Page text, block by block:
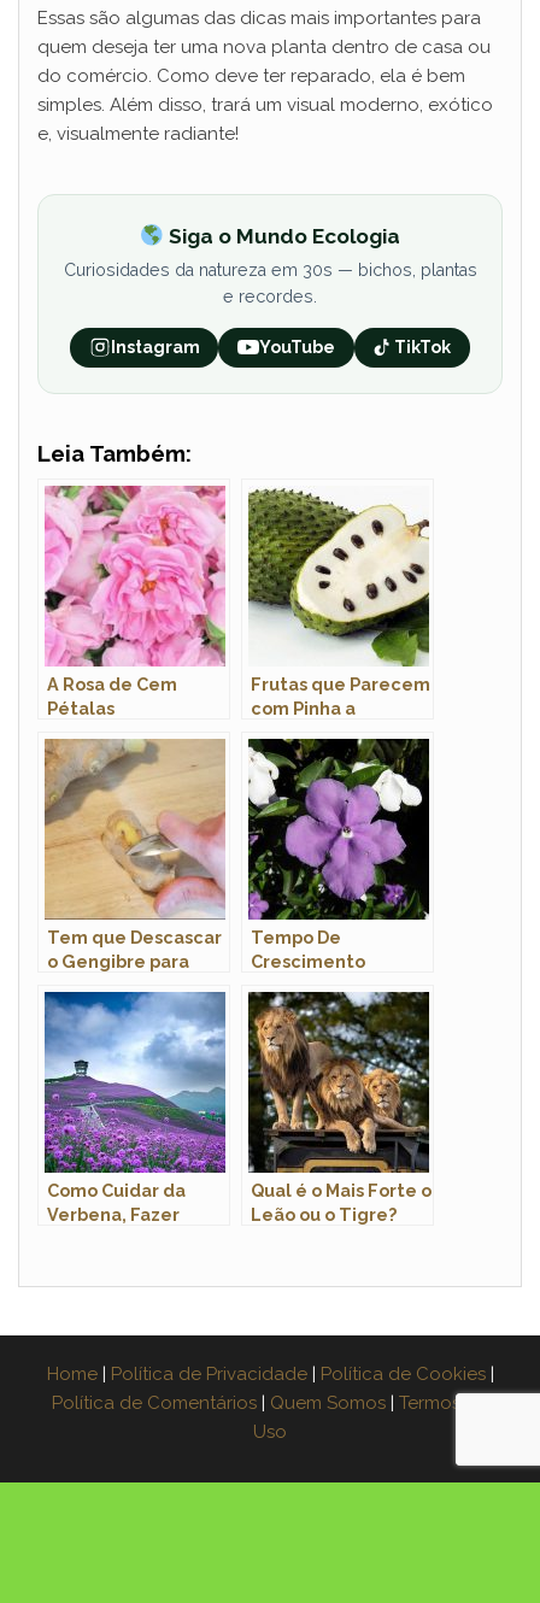
Essas são algumas das dicas mais importantes para
quem deseja ter uma nova planta dentro de casa ou
do comércio. Como deve ter reparado, ela é bem
simples. Além disso, trará um visual moderno, exótico
e, visualmente radiante!
Siga o Mundo Ecologia
Curiosidades da natureza em 30s — bichos, plantas
e recordes.
Instagram YouTube TikTok
Leia Também:
A Rosa de Cem
Pétalas
Frutas que Parecem
com Pinha a
Tem que Descascar
o Gengibre para
Tempo De
Crescimento
Qual É?
Como Cuidar da
Verbena, Fazer
Qual é o Mais Forte o
Leão ou o Tigre?
Home | Política de Privacidade | Política de Cookies |
Política de Comentários | Quem Somos | Termos de
Uso